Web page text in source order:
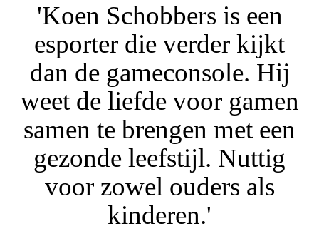
'Koen Schobbers is een
esporter die verder kijkt
dan de gameconsole. Hij
weet de liefde voor gamen
samen te brengen met een
gezonde leefstijl. Nuttig
voor zowel ouders als
kinderen.'